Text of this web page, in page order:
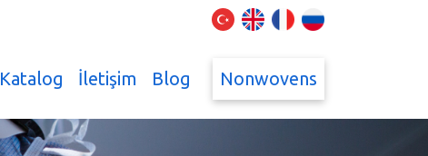
İletişim Blog Nonwovens